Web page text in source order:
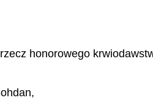
honorowego